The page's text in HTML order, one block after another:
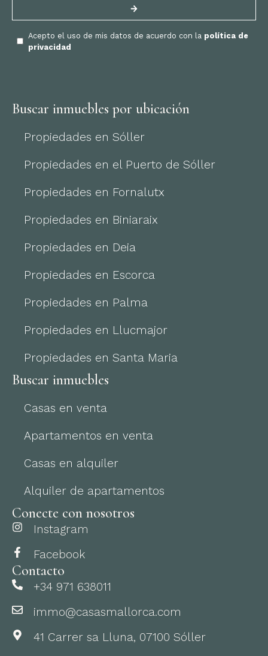
Acepto el uso de mis datos de acuerdo con la política de
privacidad
Buscar inmuebles por ubicación
Propiedades en Sóller
Propiedades en el Puerto de Sóller
Propiedades en Fornalutx
Propiedades en Biniaraix
Propiedades en Deia
Propiedades en Escorca
Propiedades en Palma
Propiedades en Llucmajor
Propiedades en Santa Maria
Buscar inmuebles
Casas en venta
Apartamentos en venta
Casas en alquiler
Alquiler de apartamentos
Conecte con nosotros
Instagram
Facebook
Contacto
+34 971 638011
immo@casasmallorca.com
41 Carrer sa Lluna, 07100 Sóller